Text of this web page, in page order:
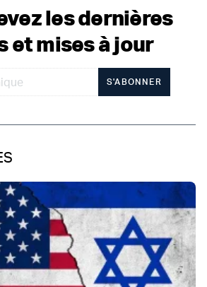
les dernières
et mises à jour
S'ABONNER